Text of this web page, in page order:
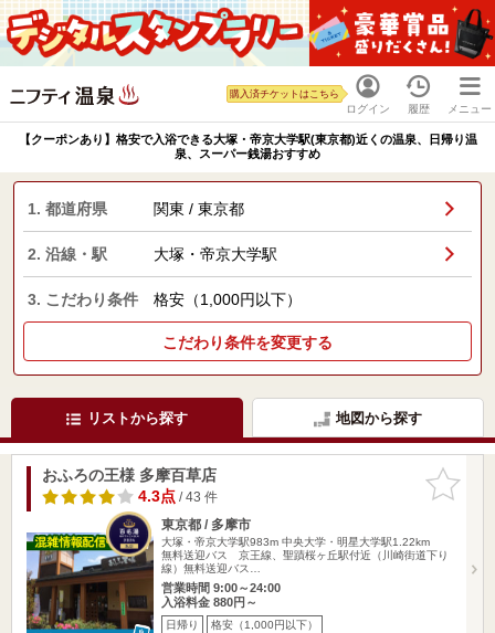
ログイン
購入済チケットはこちら
履歴 メニュー
【クーポンあり】格安で入浴できる大塚・帝京大学駅(東京都)近くの温泉、日帰り温
泉、スーパー銭湯おすすめ
1. 都道府県 関東 / 東京都
2. 沿線・駅 大塚・帝京大学駅
3. こだわり条件 格安（1,000円以下）
こだわり条件を変更する
リストから探す 地図から探す
お気に入
りに追加
おふろの王様 多摩百草店
4.3点/ 43 件
東京都 / 多摩市
大塚・帝京大学駅983m 中央大学・明星大学駅1.22km
無料送迎バス 京王線、聖蹟桜ヶ丘駅付近（川崎街道下り
線）無料送迎バス…
営業時間 9:00～24:00
入浴料金 880円～
日帰り 格安（1,000円以下）